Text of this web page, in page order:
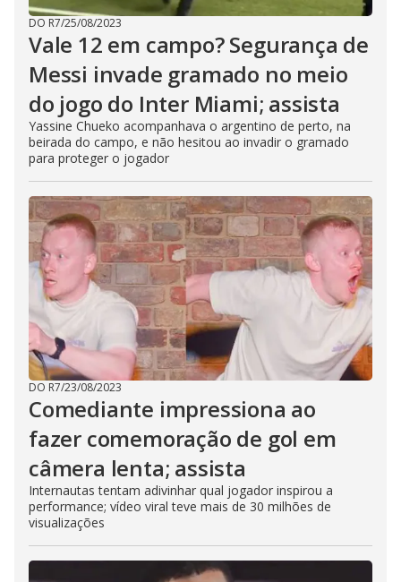
DO R7/25/08/2023
Vale 12 em campo? Segurança de
Messi invade gramado no meio
do jogo do Inter Miami; assista
Yassine Chueko acompanhava o argentino de perto, na
beirada do campo, e não hesitou ao invadir o gramado
para proteger o jogador
DO R7/23/08/2023
Comediante impressiona ao
fazer comemoração de gol em
câmera lenta; assista
Internautas tentam adivinhar qual jogador inspirou a
performance; vídeo viral teve mais de 30 milhões de
visualizações